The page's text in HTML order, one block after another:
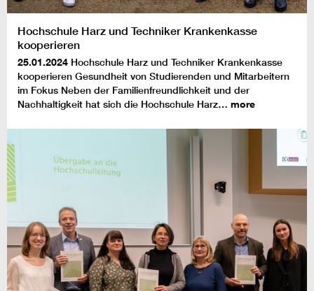
Hochschule Harz und Techniker Krankenkasse
kooperieren
25.01.2024 Hochschule Harz und Techniker Krankenkasse
kooperieren Gesundheit von Studierenden und Mitarbeitern
im Fokus Neben der Familienfreundlichkeit und der
Nachhaltigkeit hat sich die Hochschule Harz… more